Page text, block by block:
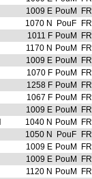
1009 E PouM
1070 N PouF
1011 F PouM
1170 N PouM
1009 E PouM
1070 F PouM
1258 F PouM
1067 F PouM
1009 E PouM
1040 N PouM
1050 N PouF
1009 E PouM
1009 E PouM
1120 N PouM